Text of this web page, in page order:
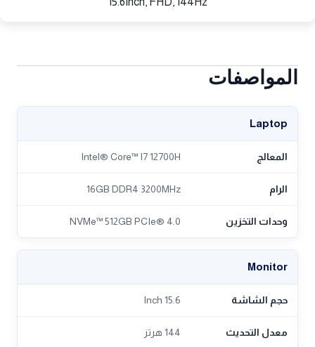
المواصفات
Laptop
المعالج Intel® Core™ I7 12700H
الرام 16GB DDR4 3200MHz
وحدات التخزين NVMe™ 512GB PCIe® 4.0
Monitor
حجم الشاشة 15.6 Inch
معدل التحديث 144 هرتز